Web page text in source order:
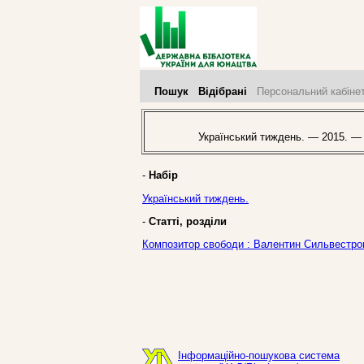
Пошук Відібрані Персональний
Український тиждень. — 2015.
- Набір
Український тиждень.
- Статті, розділи
Композитор свободи : Валентин
Інформаційно-пошукова система